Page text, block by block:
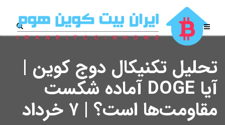
تحلیل تکنیکال دوج کوین |
آیا DOGE آماده شکست
مقاومت‌ها است؟ | ۷ خرداد